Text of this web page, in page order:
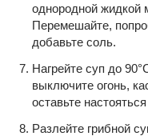
однородной жидкой
Перемешайте,
добавьте соль.
Нагрейте суп до
выключите огонь,
оставьте
Разлейте грибной